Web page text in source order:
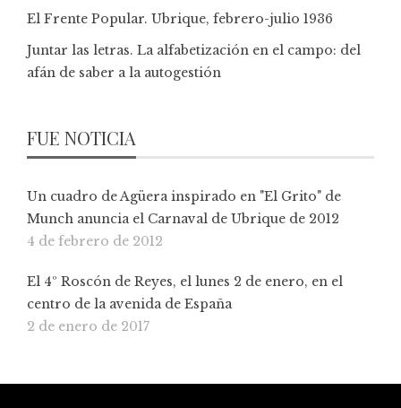
El Frente Popular. Ubrique, febrero-julio 1936
Juntar las letras. La alfabetización en el campo: del
afán de saber a la autogestión
FUE NOTICIA
Un cuadro de Agüera inspirado en "El Grito" de
Munch anuncia el Carnaval de Ubrique de 2012
4 de febrero de 2012
El 4º Roscón de Reyes, el lunes 2 de enero, en el
centro de la avenida de España
2 de enero de 2017